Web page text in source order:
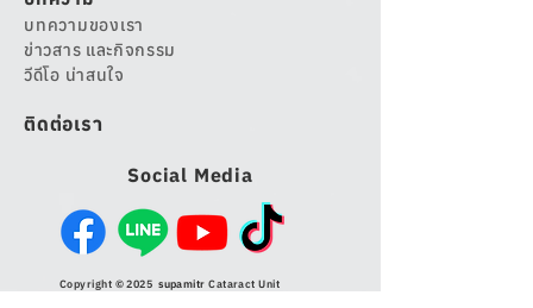
บทความของเรา
ข่าวสาร และกิจกรรม
วีดีโอ น่าสนใจ
ติดต่อเรา
Social Media
Copyright © 2025 supamitr Cataract Unit